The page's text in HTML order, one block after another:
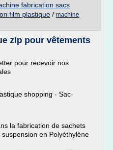
fabrication sacs
film plastique / machine
zip pour vêtements
pour recevoir nos
shopping - Sac-
la fabrication de sachets
en Polyéthylène